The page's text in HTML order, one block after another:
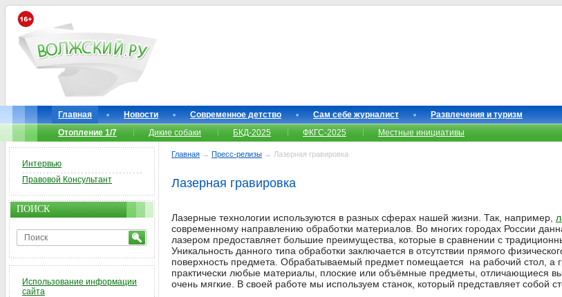
Главная Новости Современное детство Сам себе журналист
Развлечения и туризм
Отопление 1/7
Дикие собаки БКД-2025 ФКГС-2025 Местные инициативы
Главная → Пресс-релизы → Лазерная гравировка
Лазерная гравировка
Лазерные технологии используются в разных сферах нашей жизни. Так, например,
современному направлению обработки материалов. Во многих городах России
лазером предоставляет большие преимущества, которые в сравнении с
Уникальность данного типа обработки заключается в отсутствии прямого
поверхность предмета. Обрабатываемый предмет помещается на рабочий стол, а
практически любые материалы, плоские или объёмные предметы, отличающиеся
очень мягкие. В своей работе мы используем станок, который представляет собой
Интервью
Правовой Консультант
ПОИСК
Использование информации
сайта